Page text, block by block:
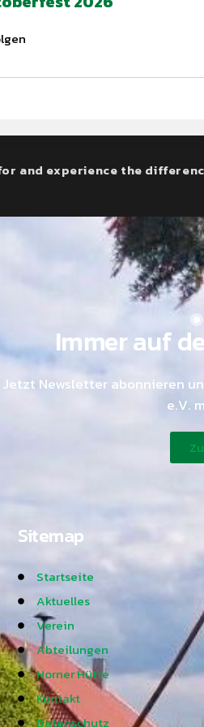
and experience the
Immer auf
Jetzt Newsletter abonnieren
e.V.
Sitemap
Startseite
Aktuelles
Verein
Abteilungen
Horner Hütte
Kontakt
Datenschutz